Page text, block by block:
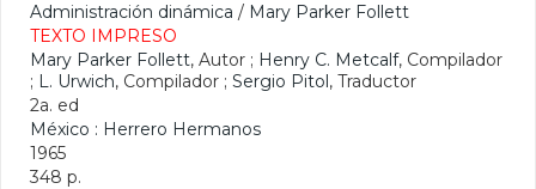
Administración dinámica / Mary Parker Follett
TEXTO IMPRESO
Mary Parker Follett, Autor ; Henry C. Metcalf, Compilador
; L. Urwich, Compilador ; Sergio Pitol, Traductor
2a. ed
México : Herrero Hermanos
1965
348 p.